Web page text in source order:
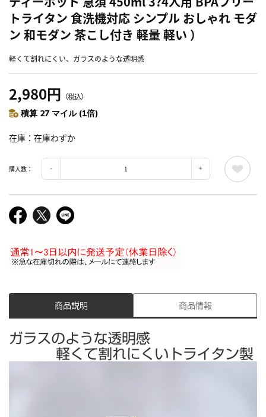
トライタン 食洗機対応 シンプル おしゃれ モダ
ン 和モダン 茶こし付き 軽量 軽い ）
軽くて割れにくい、ガラスのような透明感
2,980円 （税込）
積算 27 マイル (1倍)
在庫 在庫わずか
購入数：
商品説明 商品情報